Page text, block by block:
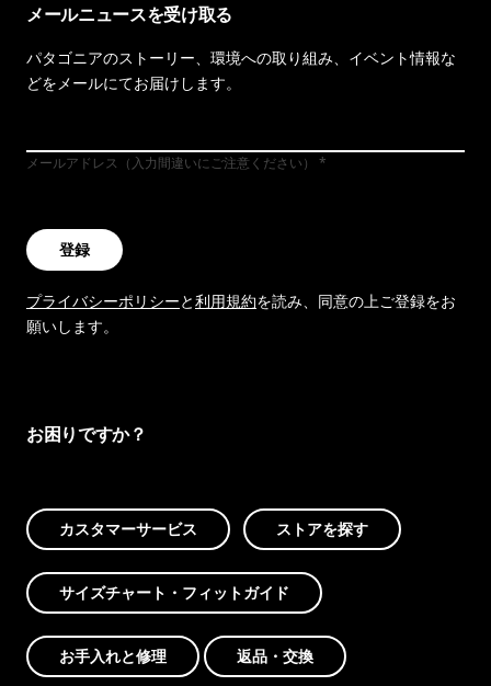
メールニュースを受け取る
パタゴニアのストーリー、環境への取り組み、イベント情報な
どをメールにてお届けします。
メールアドレス（入力間違いにご注意ください）
登録
プライバシーポリシーと利用規約を読み、同意の上ご登録をお
願いします。
お困りですか？
カスタマーサービス ストアを探す
サイズチャート・フィットガイド
お手入れと修理 返品・交換